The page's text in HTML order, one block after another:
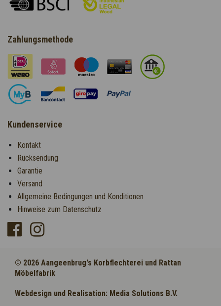
Zahlungsmethode
Kundenservice
Kontakt
Rücksendung
Garantie
Versand
Allgemeine Bedingungen und Konditionen
Hinweise zum Datenschutz
© 2026 Aangeenbrug's Korbflechterei und Rattan
Möbelfabrik
Webdesign und Realisation: Media Solutions B.V.